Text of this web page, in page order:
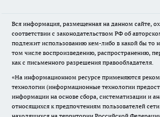
Вся информация, размещенная на данном сайте,
соответствии с законодательством РФ об
подлежит использованию кем-либо в какой бы то
том числе воспроизведению, распространению,
как с письменного разрешения правообладателя.
«На информационном ресурсе применяются
технологии (информационные технологии
информации на основе сбора, систематизации и
относящихся к предпочтениям пользователей